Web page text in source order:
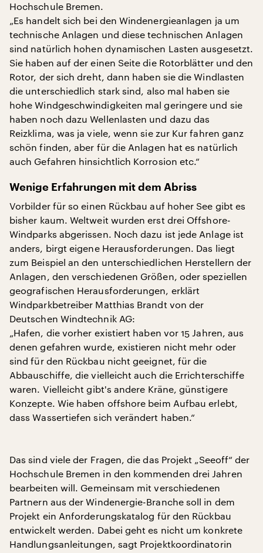
Hochschule Bremen.
„Es handelt sich bei den Windenergieanlagen ja um
technische Anlagen und diese technischen Anlagen
sind natürlich hohen dynamischen Lasten ausgesetzt.
Sie haben auf der einen Seite die Rotorblätter und den
Rotor, der sich dreht, dann haben sie die Windlasten
die unterschiedlich stark sind, also mal haben sie
hohe Windgeschwindigkeiten mal geringere und sie
haben noch dazu Wellenlasten und dazu das
Reizklima, was ja viele, wenn sie zur Kur fahren ganz
schön finden, aber für die Anlagen hat es natürlich
auch Gefahren hinsichtlich Korrosion etc.“
Wenige Erfahrungen mit dem Abriss
Vorbilder für so einen Rückbau auf hoher See gibt es
bisher kaum. Weltweit wurden erst drei Offshore-
Windparks abgerissen. Noch dazu ist jede Anlage ist
anders, birgt eigene Herausforderungen. Das liegt
zum Beispiel an den unterschiedlichen Herstellern der
Anlagen, den verschiedenen Größen, oder speziellen
geografischen Herausforderungen, erklärt
Windparkbetreiber Matthias Brandt von der
Deutschen Windtechnik AG:
„Hafen, die vorher existiert haben vor 15 Jahren, aus
denen gefahren wurde, existieren nicht mehr oder
sind für den Rückbau nicht geeignet, für die
Abbauschiffe, die vielleicht auch die Errichterschiffe
waren. Vielleicht gibt's andere Kräne, günstigere
Konzepte. Wie haben offshore beim Aufbau erlebt,
dass Wassertiefen sich verändert haben.“
Das sind viele der Fragen, die das Projekt „Seeoff“ der
Hochschule Bremen in den kommenden drei Jahren
bearbeiten will. Gemeinsam mit verschiedenen
Partnern aus der Windenergie-Branche soll in dem
Projekt ein Anforderungskatalog für den Rückbau
entwickelt werden. Dabei geht es nicht um konkrete
Handlungsanleitungen, sagt Projektkoordinatorin